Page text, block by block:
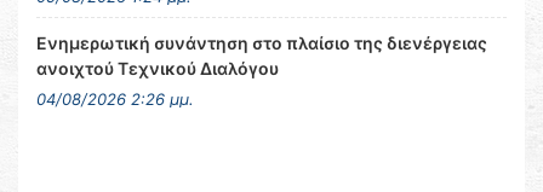
Ενημερωτική συνάντηση στο πλαίσιο της διενέργειας
ανοιχτού Τεχνικού Διαλόγου
04/08/2026 2:26 μμ.